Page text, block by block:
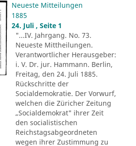
Neueste Mitteilungen
1885
24. Juli , Seite 1
"...IV. Jahrgang. No. 73.
Neueste Mittheilungen.
Verantwortlicher Herausgeber:
i. V. Dr. jur. Hammann. Berlin,
Freitag, den 24. Juli 1885.
Rückschritte der
Socialdemokratie. Der Vorwurf,
welchen die Züricher Zeitung
„Socialdemokrat" ihrer Zeit
den socialistischen
Reichstagsabgeordneten
wegen ihrer Zustimmung zu